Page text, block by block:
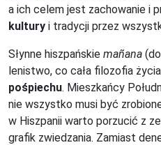
a ich celem jest zachowanie i
kultury i tradycji przez
Słynne hiszpańskie mañana
lenistwo, co cała filozofia życia
pośpiechu. Mieszkańcy
nie wszystko musi być
w Hiszpanii warto porzucić z
grafik zwiedzania. Zamiast